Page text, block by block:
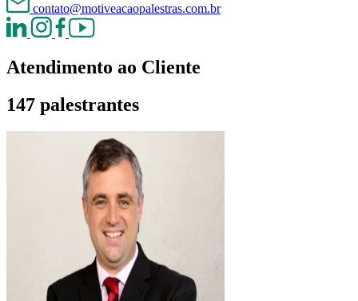
contato@motiveacaopalestras.com.br
Atendimento ao Cliente
147 palestrantes